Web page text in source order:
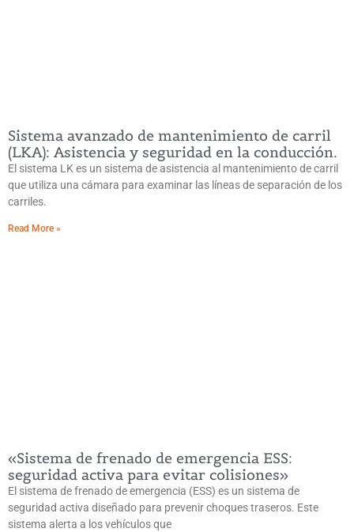
Sistema avanzado de mantenimiento de carril
(LKA): Asistencia y seguridad en la conducción.
El sistema LK es un sistema de asistencia al mantenimiento de carril
que utiliza una cámara para examinar las líneas de separación de los
carriles.
Read More »
«Sistema de frenado de emergencia ESS:
seguridad activa para evitar colisiones»
El sistema de frenado de emergencia (ESS) es un sistema de
seguridad activa diseñado para prevenir choques traseros. Este
sistema alerta a los vehículos que